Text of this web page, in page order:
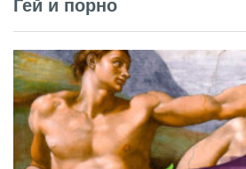
Гей и порно